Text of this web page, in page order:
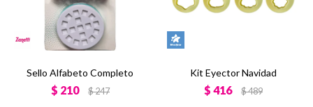
Sello Alfabeto Completo
$ 210 $247
Kit Eyector Navidad
$ 416 $489